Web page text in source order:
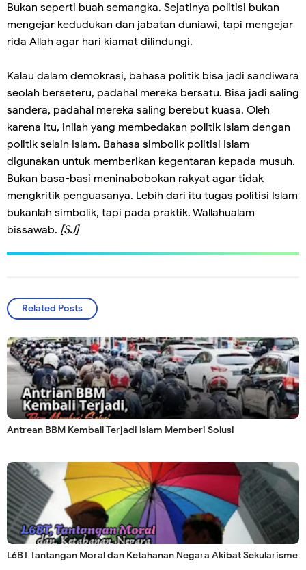
Bukan seperti buah semangka. Sejatinya politisi bukan
mengejar kedudukan dan jabatan duniawi, tapi mengejar
rida Allah agar hari kiamat dilindungi.
Kalau dalam demokrasi, bahasa politik bisa jadi sandiwara
seolah berseteru, padahal mereka bersatu. Bisa jadi saling
sandera, padahal mereka saling berebut kuasa. Oleh
karena itu, inilah yang membedakan politik Islam dengan
politik selain Islam. Bahasa simbolik politisi Islam
digunakan untuk memberikan kegentaran kepada musuh.
Bukan basa-basi meninabobokan rakyat agar tidak
mengkritik penguasanya. Lebih dari itu tugas politisi Islam
bukanlah simbolik, tapi pada praktik. Wallahualam
bissawab. [SJ]
Related Posts
Antrean BBM Kembali Terjadi lslam Memberi Solusi
L6BT Tantangan Moral dan Ketahanan Negara Akibat Sekularisme